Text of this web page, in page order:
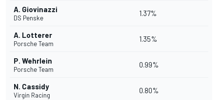
A. Giovinazzi
DS Penske
1.37%
A. Lotterer
Porsche Team
1.35%
P. Wehrlein
Porsche Team
0.99%
N. Cassidy
Virgin Racing
0.80%